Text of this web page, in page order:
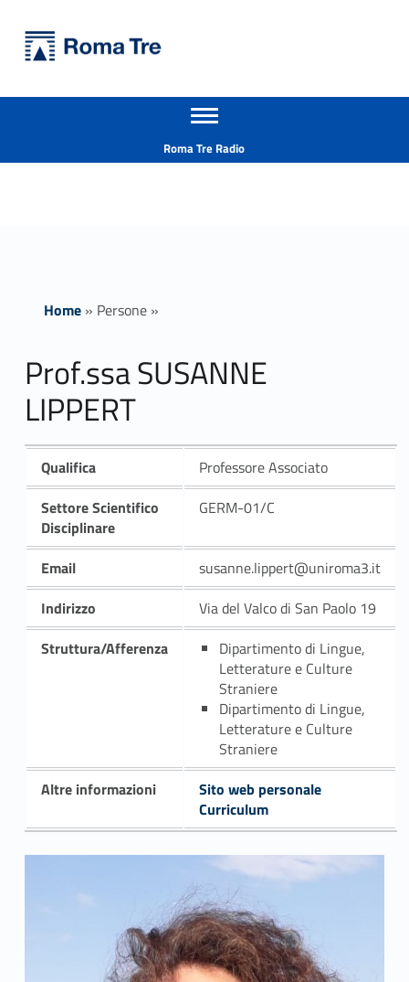
Prof.ssa SUSANNE LIPPERT - Università Roma Tre
Apri il menu secondario
Roma Tre Radio
Home» Persone»
Prof.ssa SUSANNE
LIPPERT
Qualifica
Professore Associato
Settore Scientifico
Disciplinare
GERM-01/C
Email
susanne.lippert@uniroma3.it
Indirizzo
Via del Valco di San Paolo 19
Struttura/Afferenza
Dipartimento di Lingue,
Letterature e Culture
Straniere
Dipartimento di Lingue,
Letterature e Culture
Straniere
Altre informazioni
Sito web personale
Curriculum